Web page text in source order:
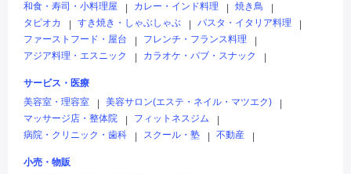
和食・寿司・小料理屋
カレー・インド料理 焼き鳥
タピオカ
すき焼き・しゃぶしゃぶ パスタ・イタリア料理
ファーストフード・屋台
フレンチ・フランス料理
アジア料理・エスニック
カラオケ・パブ・スナック
サービス・医療
美容室・理容室
美容サロン(エステ・ネイル・マツエク)
マッサージ店・整体院
フィットネスジム
病院・クリニック・歯科
スクール・塾 不動産
小売・物販